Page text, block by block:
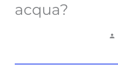
acqua?